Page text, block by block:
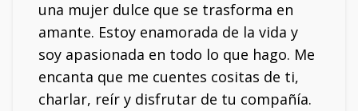
una mujer dulce que se trasforma en
amante. Estoy enamorada de la vida y
soy apasionada en todo lo que hago. Me
encanta que me cuentes cositas de ti,
charlar, reír y disfrutar de tu compañía.